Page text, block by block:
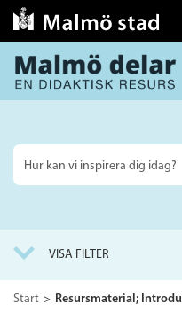
Sök
på
VISA FILTER
Start Resursmaterial;